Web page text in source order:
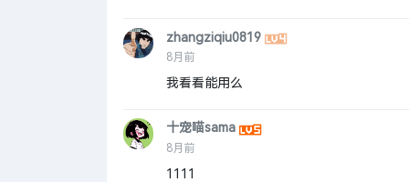
zhangziqiu0819
8月前
我看看能用么
十宠喵sama
8月前
1111